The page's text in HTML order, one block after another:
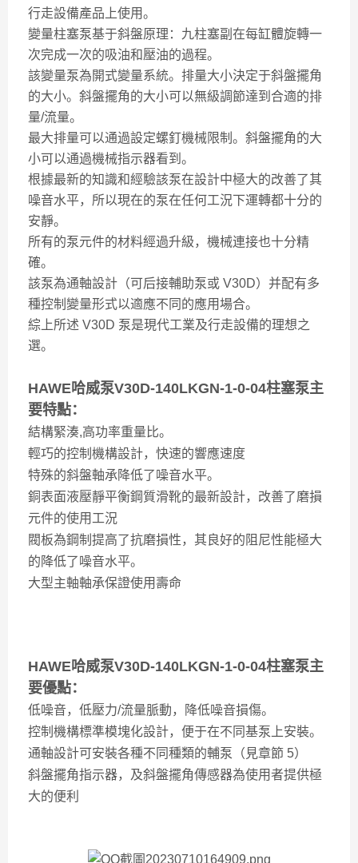
行走設備產品上使用。
變量柱塞泵基于斜盤原理：九柱塞副在每缸體旋轉一
次完成一次的吸油和壓油的過程。
該變量泵為開式變量系統。排量大小決定于斜盤擺角
的大小。斜盤擺角的大小可以無級調節達到合適的排
量/流量。
最大排量可以通過設定螺釘機械限制。斜盤擺角的大
小可以通過機械指示器看到。
根據最新的知識和經驗該泵在設計中極大的改善了其
噪音水平，所以現在的泵在任何工況下運轉都十分的
安靜。
所有的泵元件的材料經過升級，機械連接也十分精
確。
該泵為通軸設計（可后接輔助泵或 V30D）并配有多
種控制變量形式以適應不同的應用場合。
綜上所述 V30D 泵是現代工業及行走設備的理想之
選。
HAWE哈威泵V30D-140LKGN-1-0-04柱塞泵主
要特點：
結構緊湊,高功率重量比。
輕巧的控制機構設計，快速的響應速度
特殊的斜盤軸承降低了噪音水平。
銅表面液壓靜平衡鋼質滑靴的最新設計，改善了磨損
元件的使用工況
閥板為鋼制提高了抗磨損性，其良好的阻尼性能極大
的降低了噪音水平。
大型主軸軸承保證使用壽命
HAWE哈威泵V30D-140LKGN-1-0-04柱塞泵主
要優點：
低噪音，低壓力/流量脈動，降低噪音損傷。
控制機構標準模塊化設計，便于在不同基泵上安裝。
通軸設計可安裝各種不同種類的輔泵（見章節 5）
斜盤擺角指示器，及斜盤擺角傳感器為使用者提供極
大的便利